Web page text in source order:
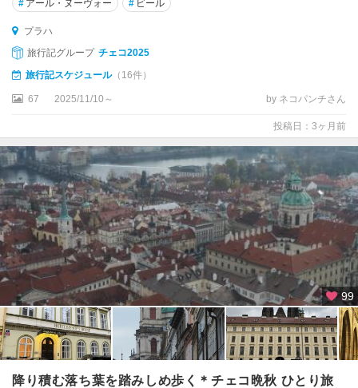
# アール・ヌーヴォー # ビール
プラハ
旅行記グループ チェコ2025
旅行記スケジュール（16件）
67 2025/11/10～ by ネコパンチさん
投稿日：3ヶ月前
99
降り積む落ち葉を踏みしめ歩く＊チェコ晩秋 ひとり旅